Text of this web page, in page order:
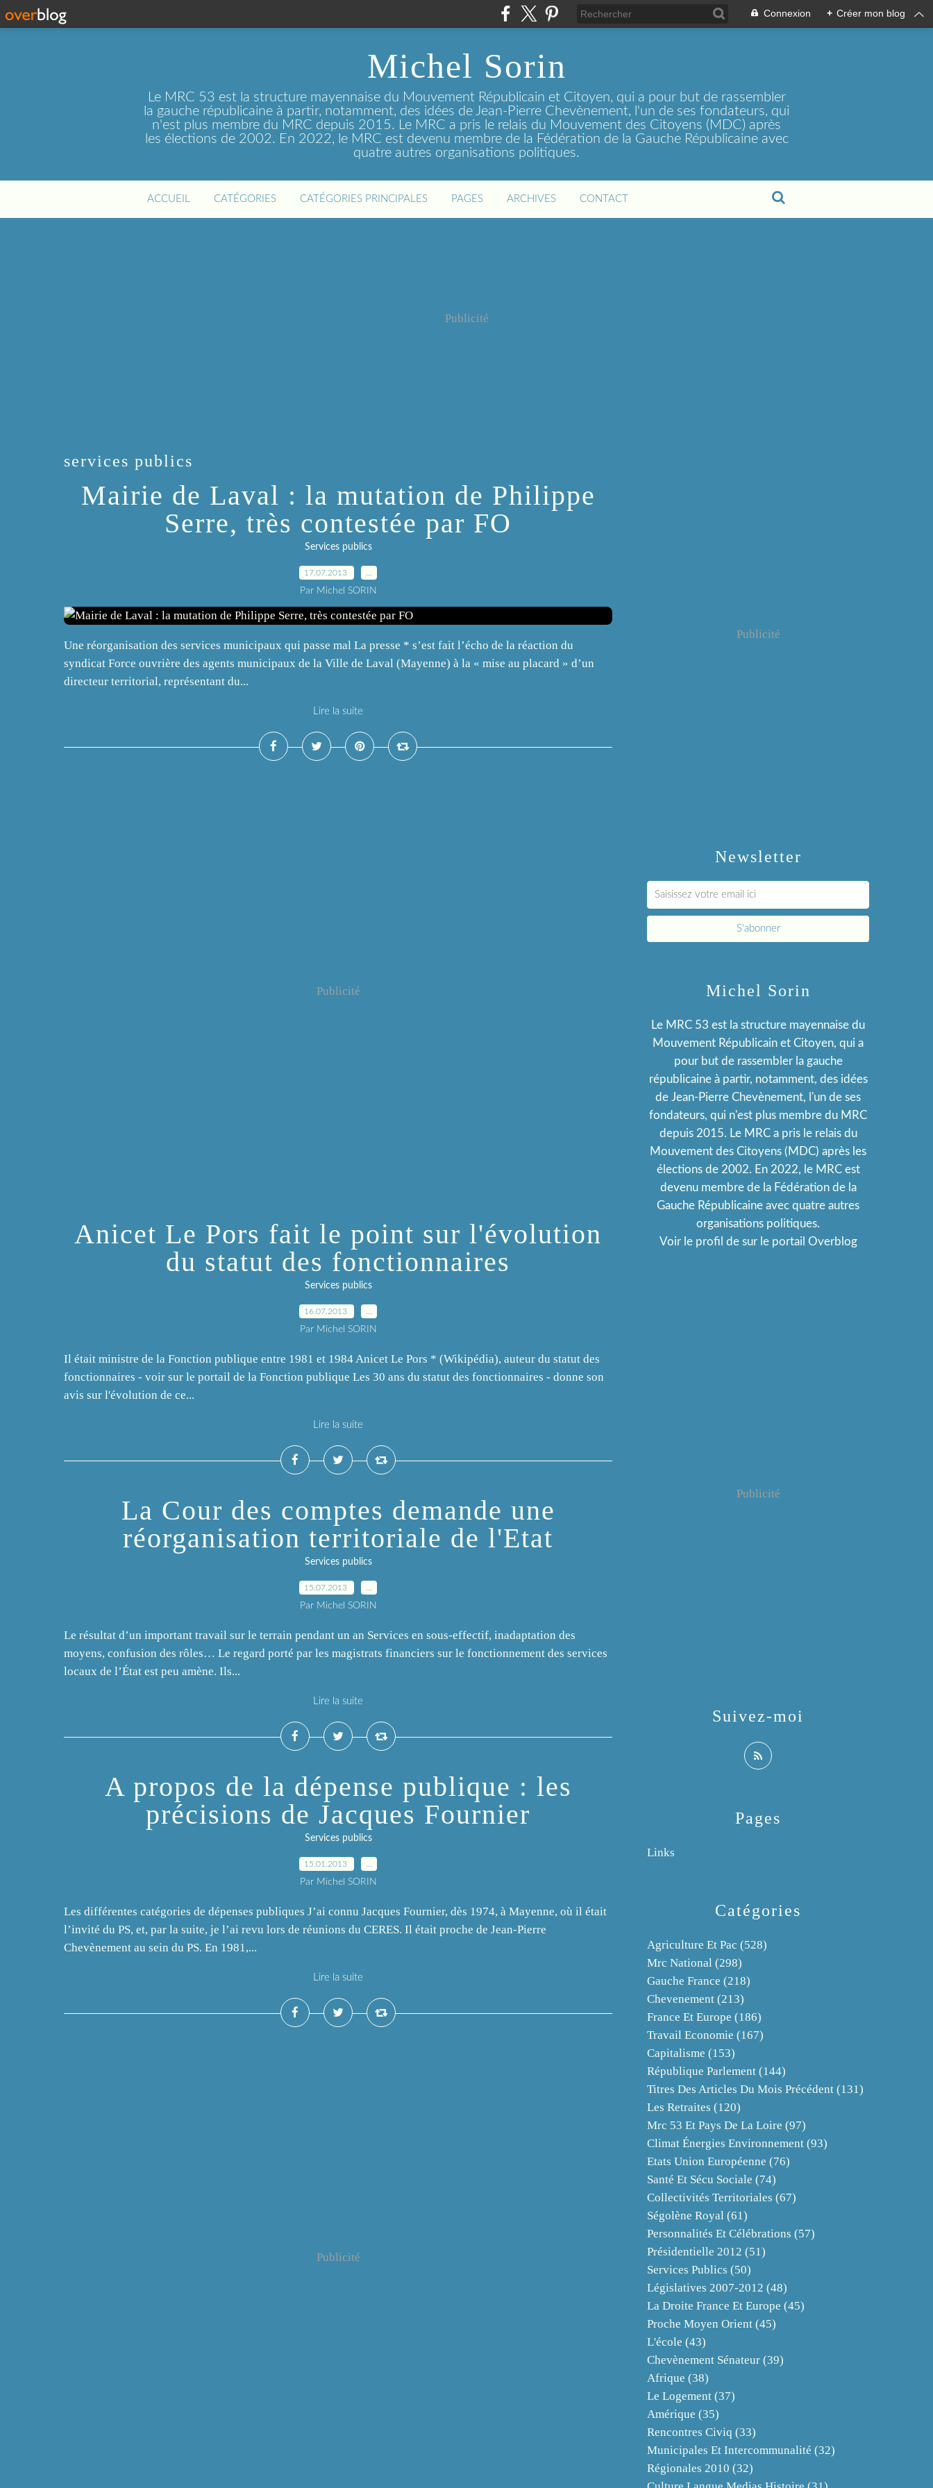
Connexion + Créer mon blog
Michel Sorin
Le MRC 53 est la structure mayennaise du Mouvement Républicain et Citoyen, qui a pour but de rassembler
la gauche républicaine à partir, notamment, des idées de Jean-Pierre Chevènement, l'un de ses fondateurs, qui
n'est plus membre du MRC depuis 2015. Le MRC a pris le relais du Mouvement des Citoyens (MDC) après
les élections de 2002. En 2022, le MRC est devenu membre de la Fédération de la Gauche Républicaine avec
quatre autres organisations politiques.
ACCUEIL CATÉGORIES CATÉGORIES PRINCIPALES PAGES ARCHIVES CONTACT
Publicité
services publics
Mairie de Laval : la mutation de Philippe
Serre, très contestée par FO
Services publics
17.07.2013
Par Michel SORIN
Une réorganisation des services municipaux qui passe mal La presse * s’est fait l’écho de la réaction du
syndicat Force ouvrière des agents municipaux de la Ville de Laval (Mayenne) à la « mise au placard » d’un
directeur territorial, représentant du...
Lire la suite
Publicité
Anicet Le Pors fait le point sur l'évolution
du statut des fonctionnaires
Services publics
16.07.2013
Par Michel SORIN
Il était ministre de la Fonction publique entre 1981 et 1984 Anicet Le Pors * (Wikipédia), auteur du statut des
fonctionnaires - voir sur le portail de la Fonction publique Les 30 ans du statut des fonctionnaires - donne son
avis sur l'évolution de ce...
Lire la suite
La Cour des comptes demande une
réorganisation territoriale de l'Etat
Services publics
15.07.2013
Par Michel SORIN
Le résultat d’un important travail sur le terrain pendant un an Services en sous-effectif, inadaptation des
moyens, confusion des rôles… Le regard porté par les magistrats financiers sur le fonctionnement des services
locaux de l’État est peu amène. Ils...
Lire la suite
A propos de la dépense publique : les
précisions de Jacques Fournier
Services publics
15.01.2013
Par Michel SORIN
Les différentes catégories de dépenses publiques J’ai connu Jacques Fournier, dès 1974, à Mayenne, où il était
l’invité du PS, et, par la suite, je l’ai revu lors de réunions du CERES. Il était proche de Jean-Pierre
Chevènement au sein du PS. En 1981,...
Lire la suite
Publicité
Newsletter
Publicité
Catégories
Agriculture Et Pac (528)
Mrc National (298)
Gauche France (218)
Chevenement (213)
France Et Europe (186)
Travail Economie (167)
Capitalisme (153)
République Parlement (144)
Titres Des Articles Du Mois Précédent (131)
Les Retraites (120)
Mrc 53 Et Pays De La Loire (97)
Climat Énergies Environnement (93)
Etats Union Européenne (76)
Santé Et Sécu Sociale (74)
Collectivités Territoriales (67)
Ségolène Royal (61)
Personnalités Et Célébrations (57)
Présidentielle 2012 (51)
Services Publics (50)
Législatives 2007-2012 (48)
La Droite France Et Europe (45)
Proche Moyen Orient (45)
L'école (43)
Chevènement Sénateur (39)
Afrique (38)
Le Logement (37)
Amérique (35)
Rencontres Civiq (33)
Municipales Et Intercommunalité (32)
Régionales 2010 (32)
Pages
Links
Michel Sorin
Le MRC 53 est la structure mayennaise du
Mouvement Républicain et Citoyen, qui a
pour but de rassembler la gauche
républicaine à partir, notamment, des idées
de Jean-Pierre Chevènement, l'un de ses
fondateurs, qui n'est plus membre du MRC
depuis 2015. Le MRC a pris le relais du
Mouvement des Citoyens (MDC) après les
élections de 2002. En 2022, le MRC est
devenu membre de la Fédération de la
Gauche Républicaine avec quatre autres
organisations politiques.
Voir le profil de sur le portail Overblog
Suivez-moi
Publicité